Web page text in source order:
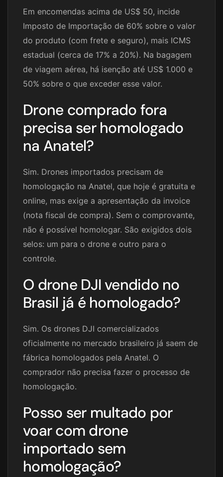
Em encomendas acima de US$ 50, incide
Imposto de Importação de 60% sobre o valor
do produto (com frete e seguro), mais ICMS
estadual (cerca de 17% a 20%). Na bagagem
de viagem aérea, há isenção até US$ 1.000 e
50% sobre o que exceder esse valor.
Drone comprado fora
precisa ser homologado
na Anatel?
Sim. Drones importados precisam de
homologação na Anatel, que hoje é gratuita e
online, mas exige a apresentação da invoice
(nota fiscal de compra). Sem o comprovante,
não é possível homologar. São exigidos dois
selos: um para o drone e outro para o
controle.
O drone DJI vendido no
Brasil já é homologado?
Sim. Os drones DJI comercializados
oficialmente no mercado brasileiro já saem de
fábrica homologados pela Anatel. O
comprador não precisa fazer o processo de
homologação.
Posso ser multado por
voar com drone
importado sem
homologação?